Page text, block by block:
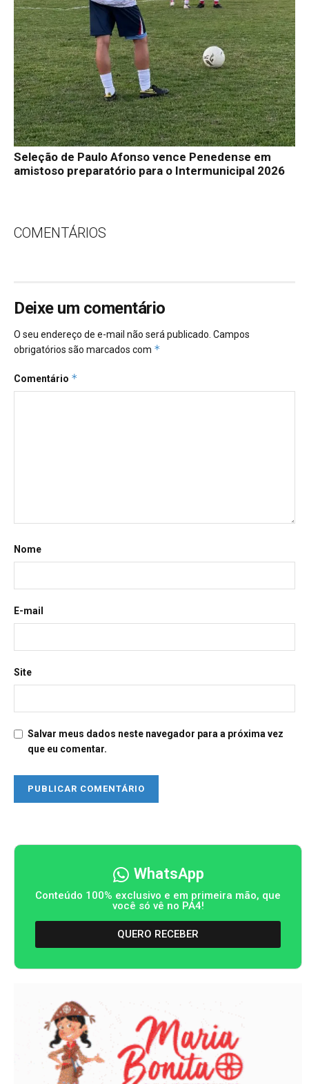
Seleção de Paulo Afonso vence Penedense em
amistoso preparatório para o Intermunicipal 2026
COMENTÁRIOS
Deixe um comentário
O seu endereço de e-mail não será publicado. Campos
obrigatórios são marcados com *
Comentário *
Nome
E-mail
Site
Salvar meus dados neste navegador para a próxima vez
que eu comentar.
WhatsApp
Conteúdo 100% exclusivo e em primeira mão, que
você só vê no PA4!
QUERO RECEBER